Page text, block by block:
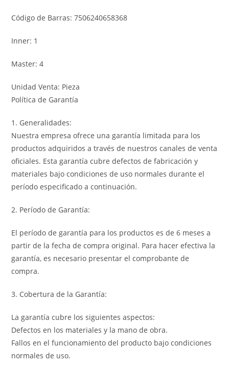
Código de Barras: 7506240658368
Inner: 1
Master: 4
Unidad Venta: Pieza
Política de Garantía
1. Generalidades:
Nuestra empresa ofrece una garantía limitada para los
productos adquiridos a través de nuestros canales de venta
oficiales. Esta garantía cubre defectos de fabricación y
materiales bajo condiciones de uso normales durante el
período especificado a continuación.
2. Período de Garantía:
El período de garantía para los productos es de 6 meses a
partir de la fecha de compra original. Para hacer efectiva la
garantía, es necesario presentar el comprobante de
compra.
3. Cobertura de la Garantía:
La garantía cubre los siguientes aspectos:
Defectos en los materiales y la mano de obra.
Fallos en el funcionamiento del producto bajo condiciones
normales de uso.